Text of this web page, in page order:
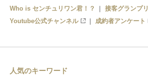
Who is センチュリワン君！？
接客グランプリ
Youtube公式チャンネル
成約者アンケート
人気のキーワード